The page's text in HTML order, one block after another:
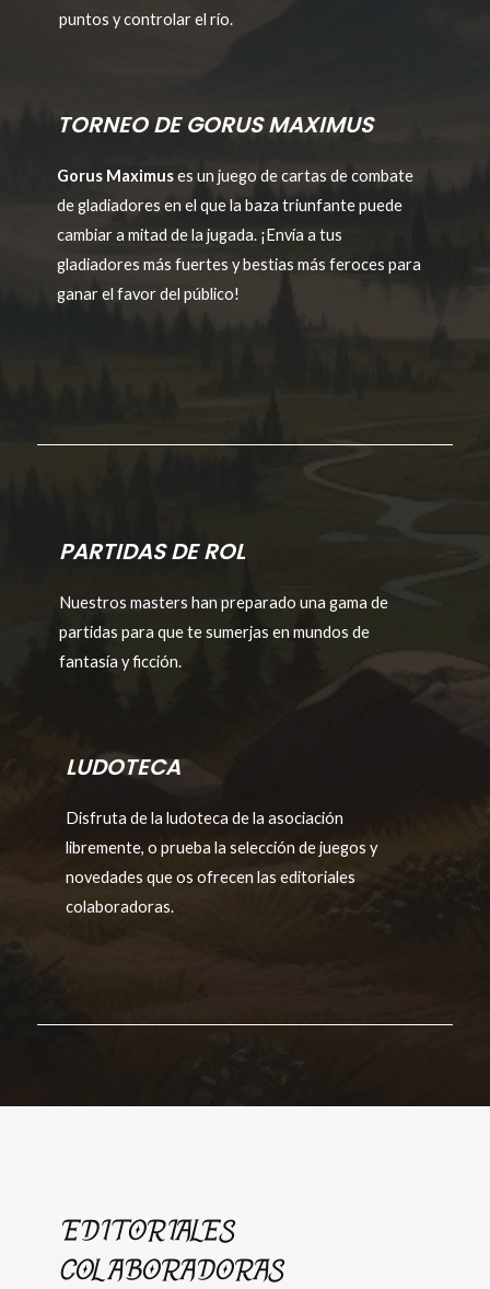
puntos y controlar el río.
TORNEO DE GORUS MAXIMUS
Gorus Maximuses un juego de cartas de combate
de gladiadores en el que la baza triunfante puede
cambiar a mitad de la jugada. ¡Envía a tus
gladiadores más fuertes y bestias más feroces para
ganar el favor del público!
PARTIDAS DE ROL
Nuestros masters han preparado una gama de
partidas para que te sumerjas en mundos de
fantasía y ficción.
LUDOTECA
Disfruta de la ludoteca de la asociación
libremente, o prueba la selección de juegos y
novedades que os ofrecen las editoriales
colaboradoras.
EDITORIALES
COLABORADORAS